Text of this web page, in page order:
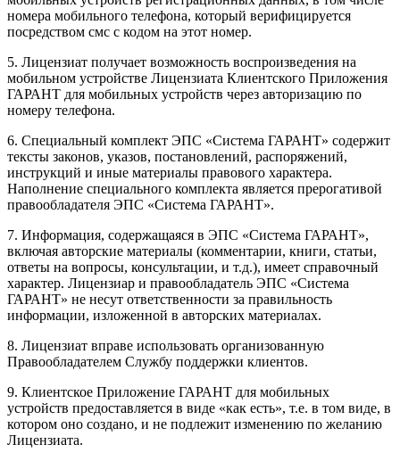
номера мобильного телефона, который верифицируется
посредством смс с кодом на этот номер.
5. Лицензиат получает возможность воспроизведения на
мобильном устройстве Лицензиата Клиентского Приложения
ГАРАНТ для мобильных устройств через авторизацию по
номеру телефона.
6. Специальный комплект ЭПС «Система ГАРАНТ» содержит
тексты законов, указов, постановлений, распоряжений,
инструкций и иные материалы правового характера.
Наполнение специального комплекта является прерогативой
правообладателя ЭПС «Система ГАРАНТ».
7. Информация, содержащаяся в ЭПС «Система ГАРАНТ»,
включая авторские материалы (комментарии, книги, статьи,
ответы на вопросы, консультации, и т.д.), имеет справочный
характер. Лицензиар и правообладатель ЭПС «Система
ГАРАНТ» не несут ответственности за правильность
информации, изложенной в авторских материалах.
8. Лицензиат вправе использовать организованную
Правообладателем Службу поддержки клиентов.
9. Клиентское Приложение ГАРАНТ для мобильных
устройств предоставляется в виде «как есть», т.е. в том виде, в
котором оно создано, и не подлежит изменению по желанию
Лицензиата.